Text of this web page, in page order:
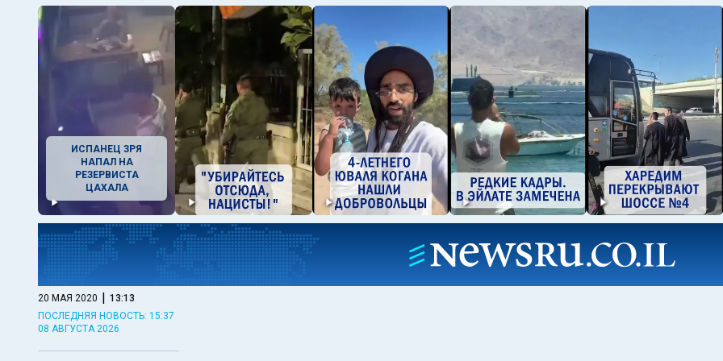
ИСПАНЕЦ ЗРЯ
НАПАЛ НА
РЕЗЕРВИСТА
ЦАХАЛА
20 МАЯ 2020 | 13:13
ПОСЛЕДНЯЯ НОВОСТЬ: 15:37
08 АВГУСТА 2026